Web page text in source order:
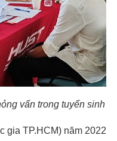
vấn trong tuyển sinh
gia TP.HCM) năm 2022